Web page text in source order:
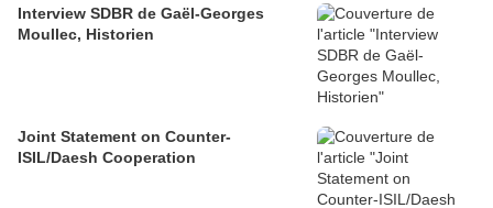
Interview SDBR de Gaël-Georges
Moullec, Historien
Joint Statement on Counter-
ISIL/Daesh Cooperation